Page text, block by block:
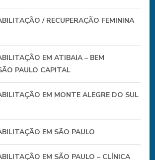
/ RECUPERAÇÃO FEMININA
EM ATIBAIA – BEM
PAULO CAPITAL
EM MONTE ALEGRE DO SUL
EM SÃO PAULO
EM SÃO PAULO – CLÍNICA